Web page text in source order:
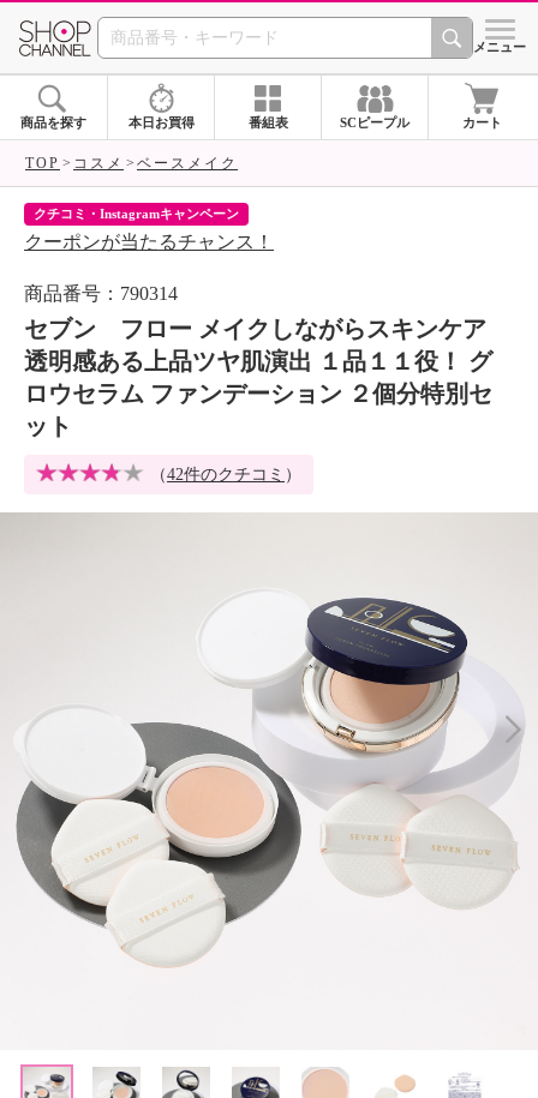
SHOP CHANNEL シメニュー
商品を探す 本日お買得 番組表 SCピープル カート
TOP コスメ ベースメイク
クチコミ・Instagramキャンペーン
クーポンが当たるチャンス！
商品番号：790314
セブン フロー メイクしながらスキンケア
透明感ある上品ツヤ肌演出 １品１１役！ グ
ロウセラム ファンデーション ２個分特別セ
ット
（42件のクチコミ ）